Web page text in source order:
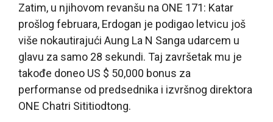
Zatim, u njihovom revanšu na ONE 171: Katar
prošlog februara, Erdogan je podigao letvicu još
više nokautirajući Aung La N Sanga udarcem u
glavu za samo 28 sekundi. Taj završetak mu je
takođe doneo US $ 50,000 bonus za
performanse od predsednika i izvršnog direktora
ONE Chatri Sititiodtong.